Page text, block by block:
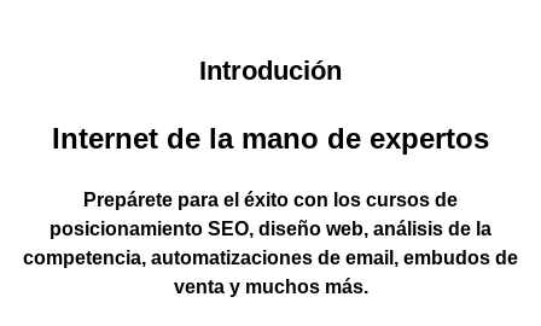
Introdución
Internet de la mano de expertos
Prepárete para el éxito con los cursos de
posicionamiento SEO, diseño web, análisis de la
competencia, automatizaciones de email, embudos de
venta y muchos más.